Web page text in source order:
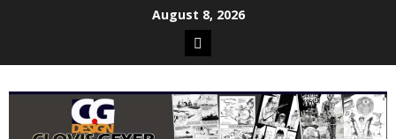
August 8, 2026
Poster
da
Ilha